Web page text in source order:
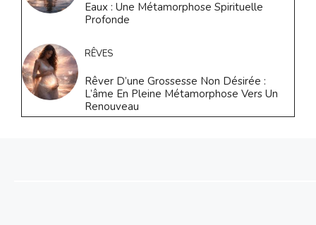
Eaux : Une Métamorphose Spirituelle
Profonde
RÊVES
Rêver D’une Grossesse Non Désirée :
L’âme En Pleine Métamorphose Vers Un
Renouveau